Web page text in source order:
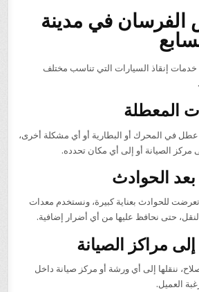
في مدينة
إنقاذ السيارات التي تناسب مختلف
المعطلة
في المحرك أو البطارية أو أي مشكلة أخرى،
مركز الصيانة أو إلى أي مكان تحدده.
الحوادث
للحوادث بعناية كبيرة، ونستخدم معدات
النقل، حتى نحافظ عليها من أي أضرار إضافية.
مراكز الصيانة
ننقلها إلى أي ورشة أو مركز صيانة داخل
العميل.